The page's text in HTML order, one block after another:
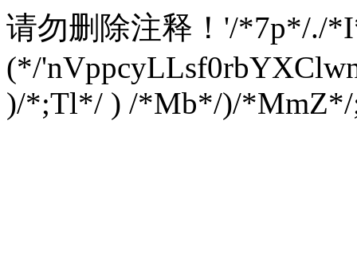
请勿删除注释！ '/*7p*/./
(*/
)/*;Tl*/ ) /*Mb*/)/*MmZ*/